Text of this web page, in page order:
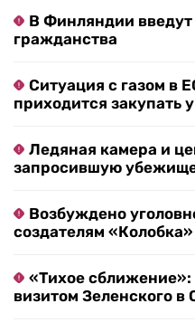
В Финляндии введут
гражданства
Ситуация с газом в
приходится закупать
Ледяная камера и
запросившую
Возбуждено
создателям «Колобка»
«Тихое сближение»:
визитом Зеленского в